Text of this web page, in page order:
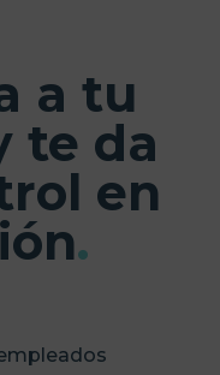
a tu
te da
en
.